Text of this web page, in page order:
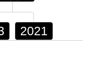
2021